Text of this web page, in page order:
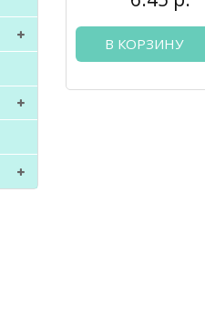
В КОРЗИНУ